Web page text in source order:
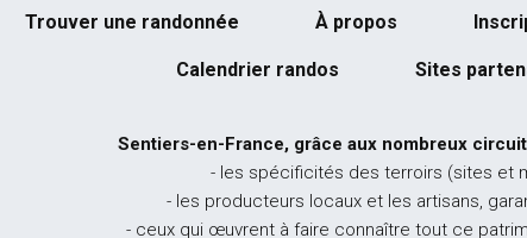
Trouver une randonnée À propos
Calendrier randos Sites
Sentiers-en-France, grâce aux nombreux
- les spécificités des terroirs (sites et
- les producteurs locaux et les artisans,
- ceux qui œuvrent à faire connaître tout ce